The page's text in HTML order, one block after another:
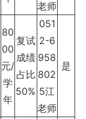
老师
80
00
元/
学
年
复试
成绩
占比
50%
051
2-6
958
802
5江
老师
是